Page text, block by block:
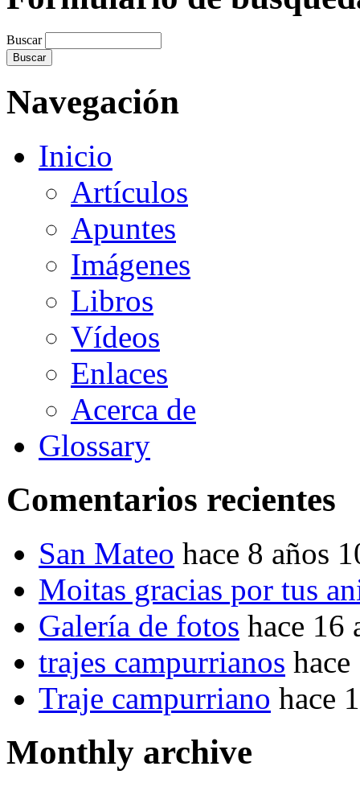
Buscar
Navegación
Inicio
Artículos
Apuntes
Imágenes
Libros
Vídeos
Enlaces
Acerca de
Glossary
Comentarios recientes
San Mateo hace 8 años
Moitas gracias por tus
Galería de fotos hace 16
trajes campurrianos
Traje campurriano hace
Monthly archive